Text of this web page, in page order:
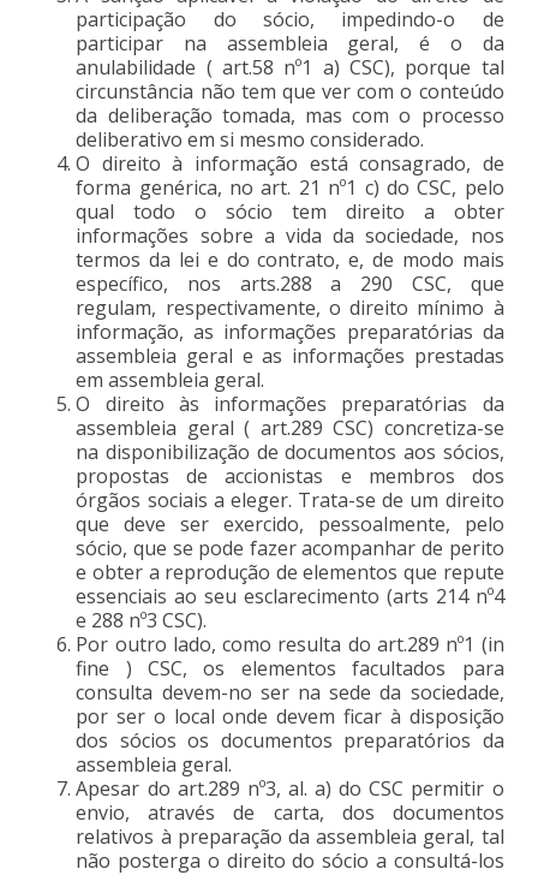
participação do sócio, impedindo-o de
participar na assembleia geral, é o da
anulabilidade ( art.58 nº1 a) CSC), porque tal
circunstância não tem que ver com o conteúdo
da deliberação tomada, mas com o processo
deliberativo em si mesmo considerado.
O direito à informação está consagrado, de
forma genérica, no art. 21 nº1 c) do CSC, pelo
qual todo o sócio tem direito a obter
informações sobre a vida da sociedade, nos
termos da lei e do contrato, e, de modo mais
específico, nos arts.288 a 290 CSC, que
regulam, respectivamente, o direito mínimo à
informação, as informações preparatórias da
assembleia geral e as informações prestadas
em assembleia geral.
O direito às informações preparatórias da
assembleia geral ( art.289 CSC) concretiza-se
na disponibilização de documentos aos sócios,
propostas de accionistas e membros dos
órgãos sociais a eleger. Trata-se de um direito
que deve ser exercido, pessoalmente, pelo
sócio, que se pode fazer acompanhar de perito
e obter a reprodução de elementos que repute
essenciais ao seu esclarecimento (arts 214 nº4
e 288 nº3 CSC).
Por outro lado, como resulta do art.289 nº1 (in
fine ) CSC, os elementos facultados para
consulta devem-no ser na sede da sociedade,
por ser o local onde devem ficar à disposição
dos sócios os documentos preparatórios da
assembleia geral.
Apesar do art.289 nº3, al. a) do CSC permitir o
envio, através de carta, dos documentos
relativos à preparação da assembleia geral, tal
não posterga o direito do sócio a consultá-los